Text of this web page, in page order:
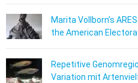
Marita Vollborn’s
the American
Repetitive
Variation mit